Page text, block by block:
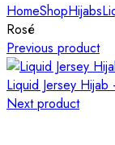
HomeShopHijabs
Rosé
Previous product
Liquid Jersey Hijab
Next product